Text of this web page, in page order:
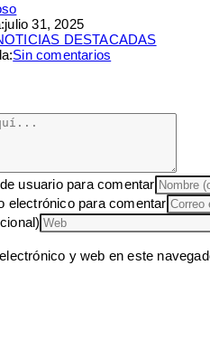
julio 31, 2025
DESTACADAS
Sin comentarios
usuario para comentar
electrónico para comentar
y web en este